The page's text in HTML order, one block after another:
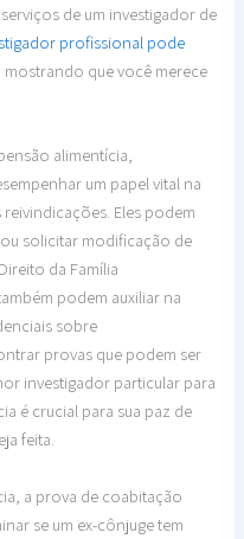
de um investigador de
profissional pode
mostrando que você merece
alimentícia,
um papel vital na
Eles podem
solicitar modificação de
da Família
podem auxiliar na
sobre
provas que podem ser
investigador particular para
é crucial para sua paz de
feita.
a prova de coabitação
se um ex-cônjuge tem